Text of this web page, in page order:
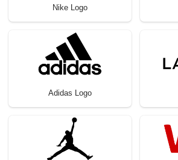
Nike Logo
Adidas Logo